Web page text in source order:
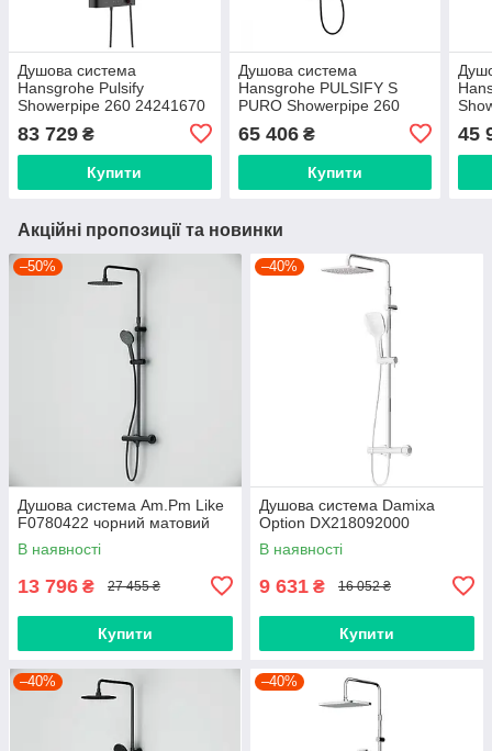
Душова система
Hansgrohe Pulsify
Showerpipe 260 24241670
83 729 ₴
Купити
Душова система
Hansgrohe PULSIFY S
PURO Showerpipe 260
24222670 чорний матовий
65 406₴
Купити
45
Акційні пропозиції та новинки
–50%
Душова система Am.Pm Like
F0780422 чорний матовий
В наявності
13 796 ₴ 27 455 ₴
Купити
–40%
Душова система Damixa
Option DX218092000
В наявності
9 631 ₴ 16 052 ₴
Купити
–40% –40%